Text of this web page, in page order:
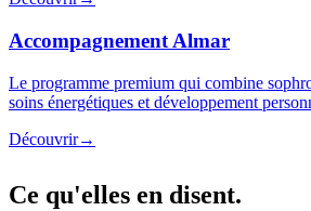
Accompagnement Almar
Le programme premium qui combine
soins énergétiques et développement
Découvrir→
Ce qu'elles en disent.